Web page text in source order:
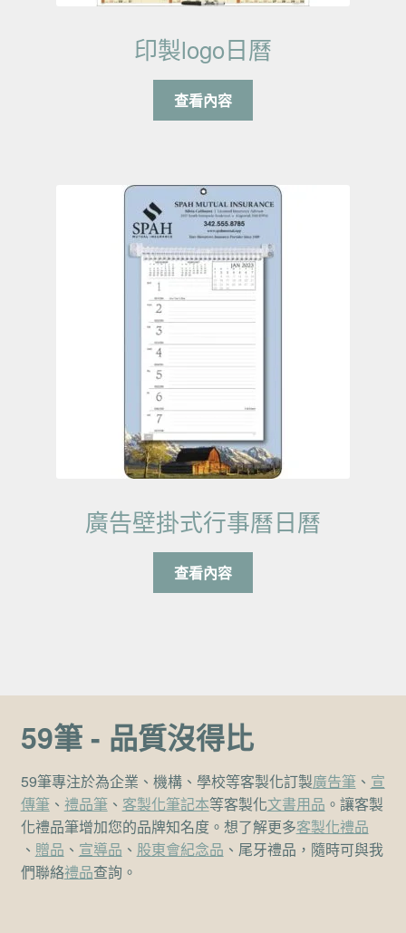
印製logo日曆
查看內容
廣告壁掛式行事曆日曆
查看內容
59筆 - 品質沒得比
59筆專注於為企業、機構、學校等客製化訂製廣告筆、 宣
傳筆、 禮品筆、 客製化筆記本等客製化文書用品 。讓客製
化禮品筆增加您的品牌知名度。想了解更多客製化禮品
、 贈品 、 宣導品 、 股東會紀念品 、尾牙禮品，隨時可與我
們聯絡禮品查詢。